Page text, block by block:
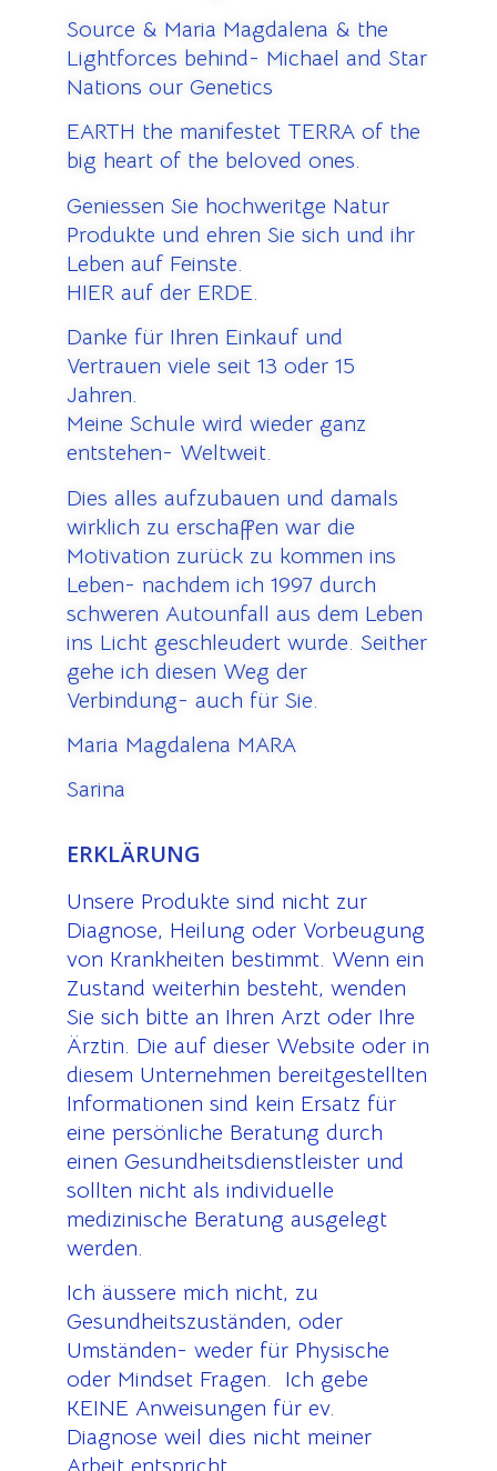
Source & Maria Magdalena & the
Lightforces behind- Michael and Star
Nations our Genetics
EARTH the manifestet TERRA of the
big heart of the beloved ones.
Geniessen Sie hochweritge Natur
Produkte und ehren Sie sich und ihr
Leben auf Feinste.
HIER auf der ERDE.
Danke für Ihren Einkauf und
Vertrauen viele seit 13 oder 15
Jahren.
Meine Schule wird wieder ganz
entstehen- Weltweit.
Dies alles aufzubauen und damals
wirklich zu erschaffen war die
Motivation zurück zu kommen ins
Leben- nachdem ich 1997 durch
schweren Autounfall aus dem Leben
ins Licht geschleudert wurde. Seither
gehe ich diesen Weg der
Verbindung- auch für Sie.
Maria Magdalena MARA
Sarina
ERKLÄRUNG
Unsere Produkte sind nicht zur
Diagnose, Heilung oder Vorbeugung
von Krankheiten bestimmt. Wenn ein
Zustand weiterhin besteht, wenden
Sie sich bitte an Ihren Arzt oder Ihre
Ärztin. Die auf dieser Website oder in
diesem Unternehmen bereitgestellten
Informationen sind kein Ersatz für
eine persönliche Beratung durch
einen Gesundheitsdienstleister und
sollten nicht als individuelle
medizinische Beratung ausgelegt
werden.
Ich äussere mich nicht, zu
Gesundheitszuständen, oder
Umständen- weder für Physische
oder Mindset Fragen. Ich gebe
KEINE Anweisungen für ev.
Diagnose weil dies nicht meiner